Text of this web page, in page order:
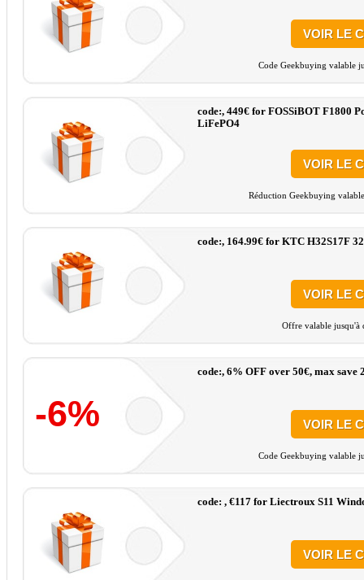
VOIR LE
Code Geekbuying valable
code:, 449€ for FOSSiBOT F1800
LiFePO4
VOIR LE
Réduction Geekbuying
code:, 164.99€ for KTC H32S17F
VOIR LE
Offre valable jusqu'à
-6%
code:, 6% OFF over 50€, max save
VOIR LE
Code Geekbuying valable
code: , €117 for Liectroux S11
VOIR LE